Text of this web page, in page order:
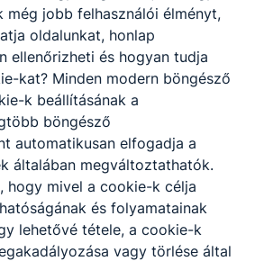
REND 2026.
még jobb felhasználói élményt,
oldalunkat, honlap
ellenőrizheti és hogyan tudja
kat? Minden modern böngésző
k beállításának a
böngésző
automatikusan elfogadja a
általában megváltoztathatók.
hogy mivel a cookie-k célja
és folyamatainak
lehetővé tétele, a cookie-k
vagy törlése által